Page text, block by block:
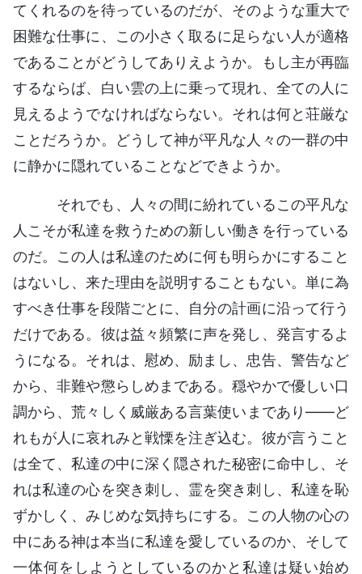
てくれるのを待っているのだが、そのような重大で
困難な仕事に、この小さく取るに足らない人が適格
であることがどうしてありえようか。もし主が再臨
するならば、白い雲の上に乗って現れ、全ての人に
見えるようでなければならない。それは何と荘厳な
ことだろうか。どうして神が平凡な人々の一群の中
に静かに隠れていることなどできようか。
それでも、人々の間に紛れているこの平凡な
人こそが私達を救うための新しい働きを行っている
のだ。この人は私達のために何も明らかにすること
はないし、来た理由を説明することもない。単に為
すべき仕事を段階ごとに、自分の計画に沿って行う
だけである。彼は益々頻繁に声を発し、発言するよ
うになる。それは、慰め、励まし、忠告、警告など
から、非難や懲らしめまである。穏やかで優しい口
調から、荒々しく威厳ある言葉使いまであり――ど
れもが人に哀れみと戦慄を注ぎ込む。彼が言うこと
は全て、私達の中に深く隠された秘密に命中し、そ
れは私達の心を突き刺し、霊を突き刺し、私達を恥
ずかしく、みじめな気持ちにする。この人物の心の
中にある神は本当に私達を愛しているのか、そして
一体何をしようとしているのかと私達は疑い始め